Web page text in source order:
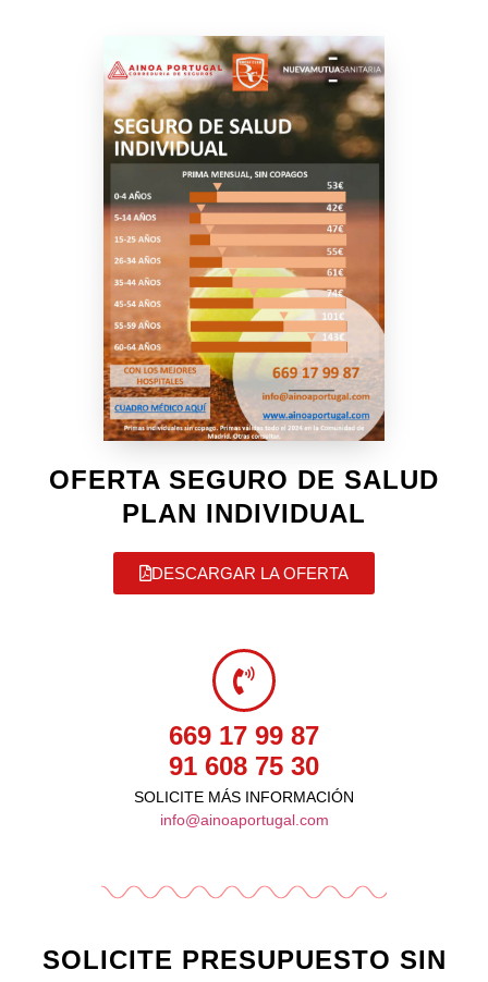
OFERTA SEGURO DE SALUD
PLAN INDIVIDUAL
DESCARGAR LA OFERTA
669 17 99 87
91 608 75 30
SOLICITE MÁS INFORMACIÓN
info@ainoaportugal.com
SOLICITE PRESUPUESTO SIN